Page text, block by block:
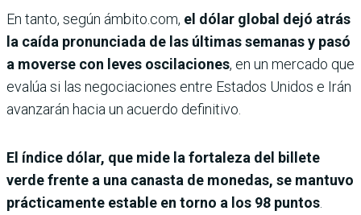
En tanto, según ámbito.com, e l dólar global dejó atrás
la caída pronunciada de las últimas semanas y pasó
a moverse con leves oscilaciones, en un mercado que
evalúa si las negociaciones entre Estados Unidos e Irán
avanzarán hacia un acuerdo definitivo.
El índice dólar, que mide la fortaleza del billete
verde frente a una canasta de monedas, se mantuvo
prácticamente estable en torno a los 98 puntos